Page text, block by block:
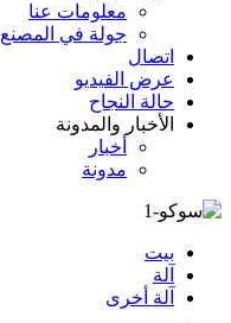
معلومات عنا
جولة في المصنع
اتصال
عرض الفيديو
حالة النجاح
الأخبار والمدونة
أخبار
مدونة
بيت
آلة
آلة أخرى